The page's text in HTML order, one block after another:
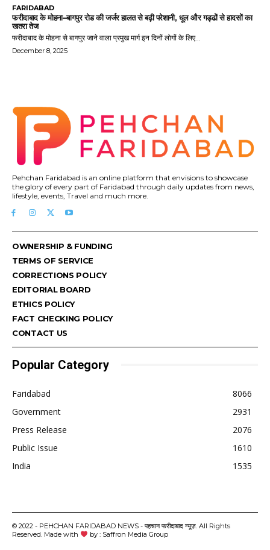
FARIDABAD
फरीदाबाद के मोहना–बागपुर रोड की जर्जर हालत से बढ़ी परेशानी, धूल और गड्ढों से हादसों का
खतरा तेज
फरीदाबाद के मोहना से बागपुर जाने वाला प्रमुख मार्ग इन दिनों लोगों के लिए...
December 8, 2025
Pehchan Faridabad is an online platform that envisions to showcase
the glory of every part of Faridabad through daily updates from news,
lifestyle, events, Travel and much more.
OWNERSHIP & FUNDING
TERMS OF SERVICE
CORRECTIONS POLICY
EDITORIAL BOARD
ETHICS POLICY
FACT CHECKING POLICY
CONTACT US
Popular Category
Faridabad
8066
Government
2931
Press Release
2076
Public Issue
1610
India
1535
© 2022 - PEHCHAN FARIDABAD NEWS - पहचान फरीदाबाद न्यूज़. All Rights
Reserved. Made with
by : Saffron Media Group